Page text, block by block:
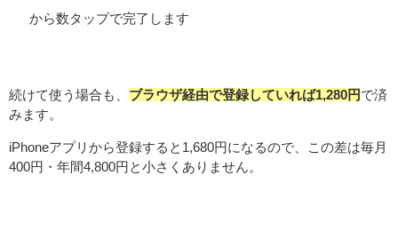
から数タップで完了します
続けて使う場合も、 ブラウザ経由で登録していれば1,280円 で済
みます。
iPhoneアプリから登録すると1,680円になるので、この差は毎月
400円・年間4,800円と小さくありません。